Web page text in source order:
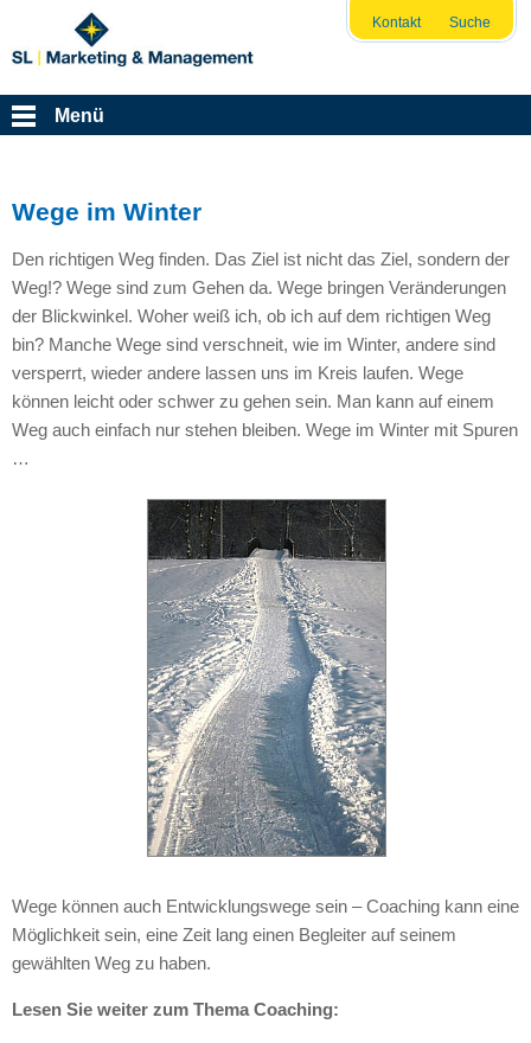
Kontakt Suche
Menü
Wege im Winter
Den richtigen Weg finden. Das Ziel ist nicht das Ziel, sondern der
Weg!? Wege sind zum Gehen da. Wege bringen Veränderungen
der Blickwinkel. Woher weiß ich, ob ich auf dem richtigen Weg
bin? Manche Wege sind verschneit, wie im Winter, andere sind
versperrt, wieder andere lassen uns im Kreis laufen. Wege
können leicht oder schwer zu gehen sein. Man kann auf einem
Weg auch einfach nur stehen bleiben. Wege im Winter mit Spuren
…
Wege können auch Entwicklungswege sein – Coaching kann eine
Möglichkeit sein, eine Zeit lang einen Begleiter auf seinem
gewählten Weg zu haben.
Lesen Sie weiter zum Thema Coaching: